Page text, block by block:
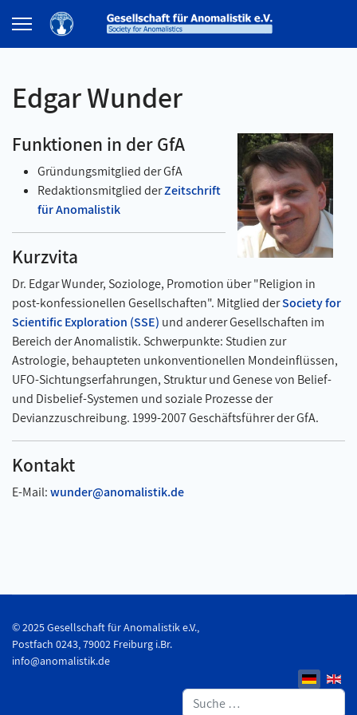
Edgar Wunder
Funktionen in der GfA
Gründungsmitglied der GfA
Redaktionsmitglied derZeitschrift
für Anomalistik
Kurzvita
Dr. Edgar Wunder, Soziologe, Promotion über "Religion in
post-konfessionellen Gesellschaften". Mitglied derSociety for
Scientific Exploration (SSE) und anderer Gesellschaften im
Bereich der Anomalistik. Schwerpunkte: Studien zur
Astrologie, behaupteten unkonventionellen Mondeinflüssen,
UFO-Sichtungserfahrungen, Struktur und Genese von Belief-
und Disbelief-Systemen und soziale Prozesse der
Devianzzuschreibung. 1999-2007 Geschäftsführer der GfA.
Kontakt
E-Mail:wunder@anomalistik.de
© 2025 Gesellschaft für Anomalistik e.V.,
Postfach 0243, 79002 Freiburg i.Br.
info@anomalistik.de
Suchen